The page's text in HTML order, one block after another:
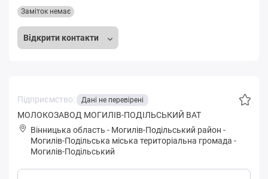
Відкрити контакти
Заміток немає
Підприємство: Дані не перевірені
МОЛОКОЗАВОД МОГИЛІВ-ПОДІЛЬСЬКИЙ ВАТ
Вінницька область - Могилів-Подільський район -
Мoгилів-Пoдільська міська територіальна громада -
Могилів-Подільський